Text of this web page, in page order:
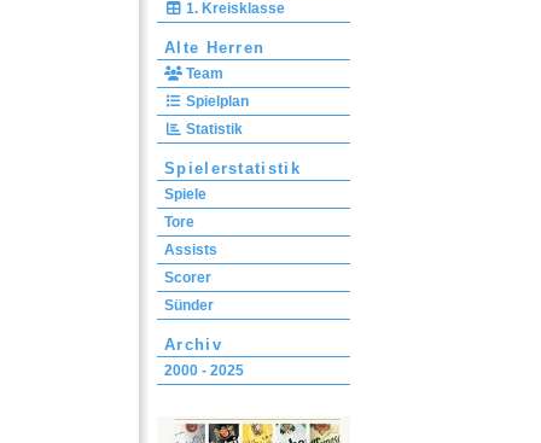
1. Kreisklasse
Alte Herren
Team
Spielplan
Statistik
Spielerstatistik
Spiele
Tore
Assists
Scorer
Sünder
Archiv
2000 - 2025